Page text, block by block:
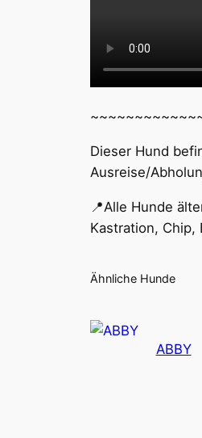
Dieser Hund
Ausreise/
📍Alle Hunde
Kastration, Chip,
Ähnliche Hunde
ABBY